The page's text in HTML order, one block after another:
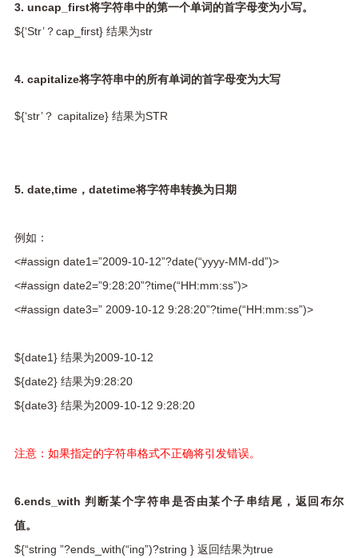
3. uncap_first将字符串中的第一个单词的首字母变为小写。
${‘Str’？cap_first} 结果为str
4. capitalize将字符串中的所有单词的首字母变为大写
${‘str’？ capitalize} 结果为STR
5. date,time，datetime将字符串转换为日期
例如：
<#assign date1=”2009-10-12”?date(“yyyy-MM-dd”)>
<#assign date2=”9:28:20”?time(“HH:mm:ss”)>
<#assign date3=” 2009-10-12 9:28:20”?time(“HH:mm:ss”)>
${date1} 结果为2009-10-12
${date2} 结果为9:28:20
${date3} 结果为2009-10-12 9:28:20
注意：如果指定的字符串格式不正确将引发错误。
6.ends_with 判断某个字符串是否由某个子串结尾，返回布尔
值。
${“string ”?ends_with(“ing”)?string } 返回结果为true